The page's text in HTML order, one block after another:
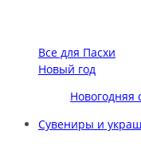
Все для Пасхи
Новый год
Новогодняя
Сувениры и